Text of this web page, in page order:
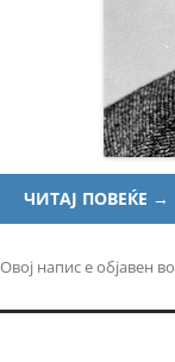
ЧИТАЈ ПОВЕЌЕ →
Овој напис е објавен во